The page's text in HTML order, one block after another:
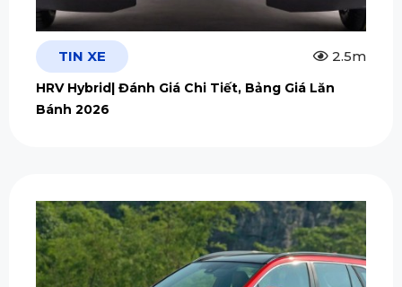
TIN XE 2.5m
HRV Hybrid| Đánh Giá Chi Tiết, Bảng Giá Lăn
Bánh 2026